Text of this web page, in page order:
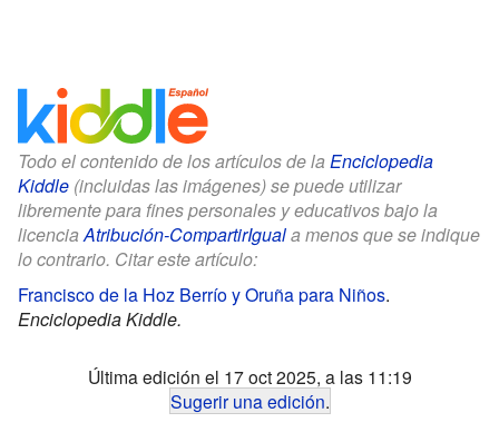
Todo el contenido de los artículos de la Enciclopedia
Kiddle (incluidas las imágenes) se puede utilizar
libremente para fines personales y educativos bajo la
licenciaAtribución-CompartirIguala menos que se indique
lo contrario. Citar este artículo:
Francisco de la Hoz Berrío y Oruña para Niños.
Enciclopedia Kiddle.
Última edición el 17 oct 2025, a las 11:19
Sugerir una edición.